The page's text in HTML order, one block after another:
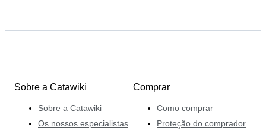
Sobre a Catawiki
Sobre a Catawiki
Os nossos especialistas
Comprar
Como comprar
Proteção do comprador